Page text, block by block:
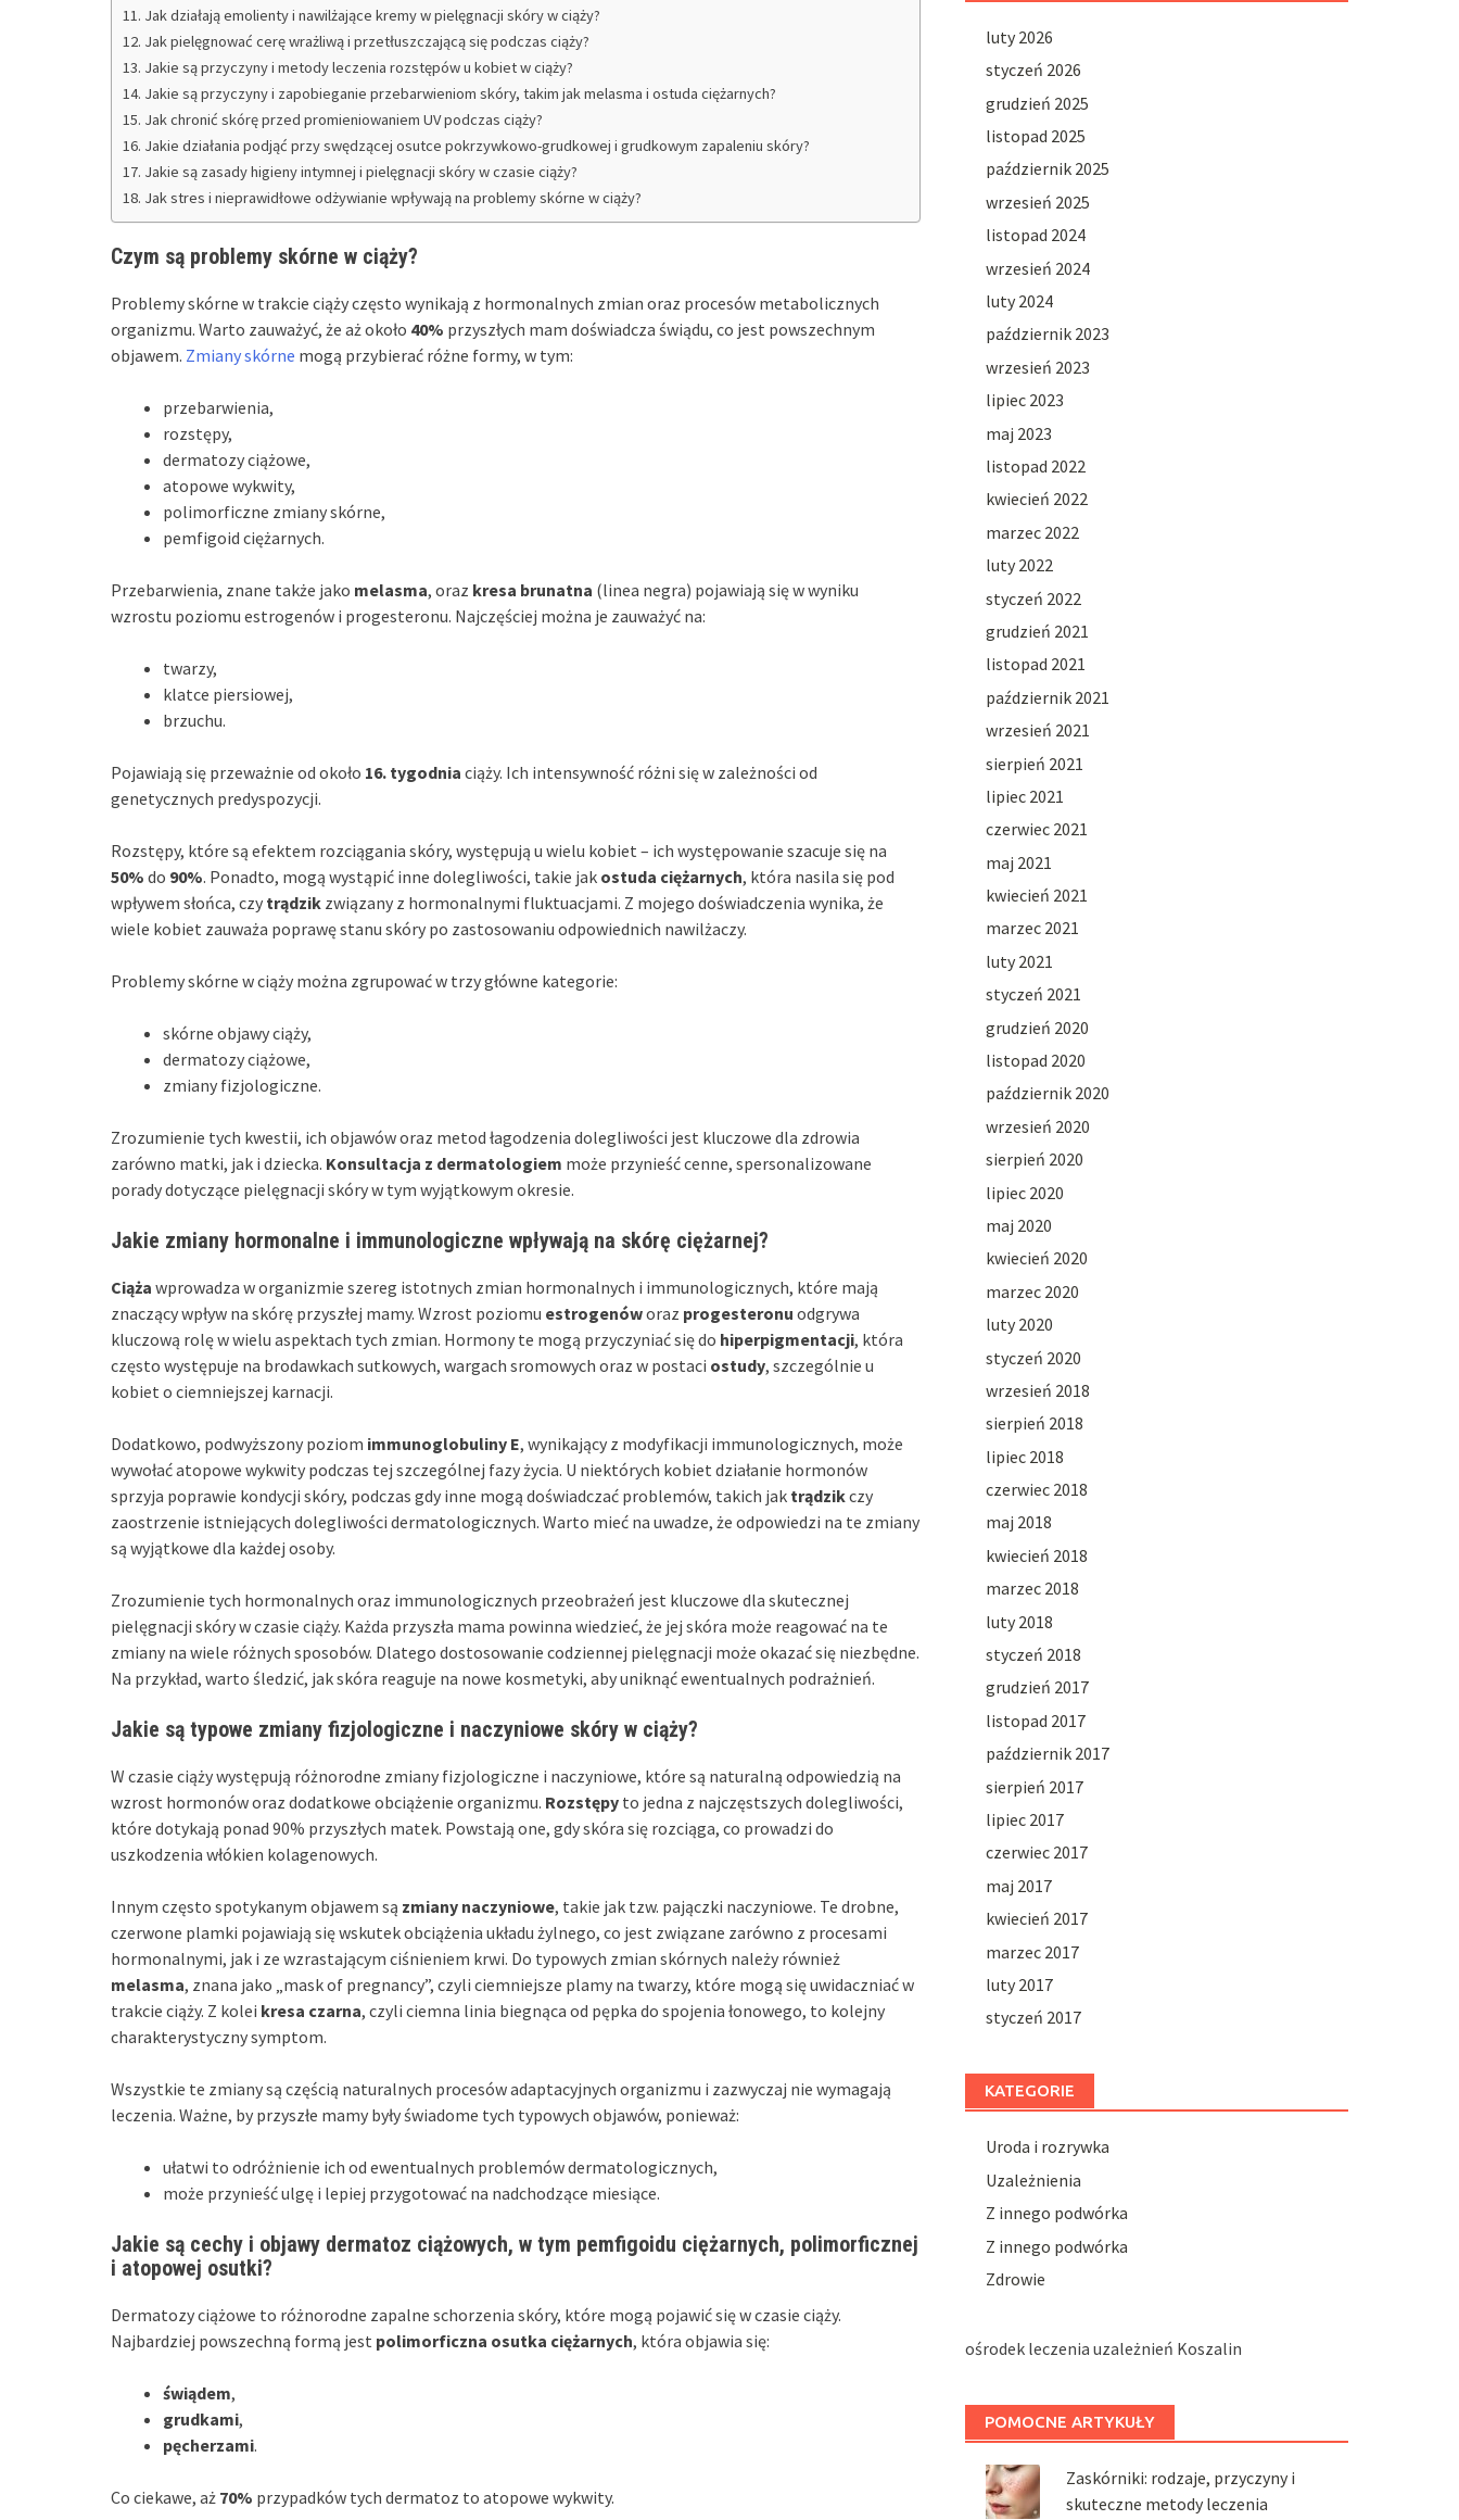
Jak działają emolienty i nawilżające kremy w pielęgnacji skóry w ciąży?
Jak pielęgnować cerę wrażliwą i przetłuszczającą się podczas ciąży?
Jakie są przyczyny i metody leczenia rozstępów u kobiet w ciąży?
Jakie są przyczyny i zapobieganie przebarwieniom skóry, takim jak melasma i ostuda ciężarnych?
Jak chronić skórę przed promieniowaniem UV podczas ciąży?
Jakie działania podjąć przy swędzącej osutce pokrzywkowo-grudkowej i grudkowym zapaleniu skóry?
Jakie są zasady higieny intymnej i pielęgnacji skóry w czasie ciąży?
Jak stres i nieprawidłowe odżywianie wpływają na problemy skórne w ciąży?
Czym są problemy skórne w ciąży?
Problemy skórne w trakcie ciąży często wynikają z hormonalnych zmian oraz procesów metabolicznych
organizmu. Warto zauważyć, że aż około 40% przyszłych mam doświadcza świądu, co jest powszechnym
objawem. Zmiany skórne mogą przybierać różne formy, w tym:
przebarwienia,
rozstępy,
dermatozy ciążowe,
atopowe wykwity,
polimorficzne zmiany skórne,
pemfigoid ciężarnych.
Przebarwienia, znane także jako melasma, oraz kresa brunatna (linea negra) pojawiają się w wyniku
wzrostu poziomu estrogenów i progesteronu. Najczęściej można je zauważyć na:
twarzy,
klatce piersiowej,
brzuchu.
Pojawiają się przeważnie od około 16. tygodnia ciąży. Ich intensywność różni się w zależności od
genetycznych predyspozycji.
Rozstępy, które są efektem rozciągania skóry, występują u wielu kobiet – ich występowanie szacuje się na
50% do 90%. Ponadto, mogą wystąpić inne dolegliwości, takie jak ostuda ciężarnych, która nasila się pod
wpływem słońca, czy trądzik związany z hormonalnymi fluktuacjami. Z mojego doświadczenia wynika, że
wiele kobiet zauważa poprawę stanu skóry po zastosowaniu odpowiednich nawilżaczy.
Problemy skórne w ciąży można zgrupować w trzy główne kategorie:
skórne objawy ciąży,
dermatozy ciążowe,
zmiany fizjologiczne.
Zrozumienie tych kwestii, ich objawów oraz metod łagodzenia dolegliwości jest kluczowe dla zdrowia
zarówno matki, jak i dziecka. Konsultacja z dermatologiem może przynieść cenne, spersonalizowane
porady dotyczące pielęgnacji skóry w tym wyjątkowym okresie.
Jakie zmiany hormonalne i immunologiczne wpływają na skórę ciężarnej?
Ciąża wprowadza w organizmie szereg istotnych zmian hormonalnych i immunologicznych, które mają
znaczący wpływ na skórę przyszłej mamy. Wzrost poziomu estrogenóworaz progesteronu odgrywa
kluczową rolę w wielu aspektach tych zmian. Hormony te mogą przyczyniać się do hiperpigmentacji, która
często występuje na brodawkach sutkowych, wargach sromowych oraz w postaci ostudy, szczególnie u
kobiet o ciemniejszej karnacji.
Dodatkowo, podwyższony poziom immunoglobuliny E, wynikający z modyfikacji immunologicznych, może
wywołać atopowe wykwity podczas tej szczególnej fazy życia. U niektórych kobiet działanie hormonów
sprzyja poprawie kondycji skóry, podczas gdy inne mogą doświadczać problemów, takich jak trądzikczy
zaostrzenie istniejących dolegliwości dermatologicznych. Warto mieć na uwadze, że odpowiedzi na te zmiany
są wyjątkowe dla każdej osoby.
Zrozumienie tych hormonalnych oraz immunologicznych przeobrażeń jest kluczowe dla skutecznej
pielęgnacji skóry w czasie ciąży. Każda przyszła mama powinna wiedzieć, że jej skóra może reagować na te
zmiany na wiele różnych sposobów. Dlatego dostosowanie codziennej pielęgnacji może okazać się niezbędne.
Na przykład, warto śledzić, jak skóra reaguje na nowe kosmetyki, aby uniknąć ewentualnych podrażnień.
Jakie są typowe zmiany fizjologiczne i naczyniowe skóry w ciąży?
W czasie ciąży występują różnorodne zmiany fizjologiczne i naczyniowe, które są naturalną odpowiedzią na
wzrost hormonów oraz dodatkowe obciążenie organizmu. Rozstępy to jedna z najczęstszych dolegliwości,
które dotykają ponad 90% przyszłych matek. Powstają one, gdy skóra się rozciąga, co prowadzi do
uszkodzenia włókien kolagenowych.
Innym często spotykanym objawem są zmiany naczyniowe, takie jak tzw. pajączki naczyniowe. Te drobne,
czerwone plamki pojawiają się wskutek obciążenia układu żylnego, co jest związane zarówno z procesami
hormonalnymi, jak i ze wzrastającym ciśnieniem krwi. Do typowych zmian skórnych należy również
melasma, znana jako „mask of pregnancy”, czyli ciemniejsze plamy na twarzy, które mogą się uwidaczniać w
trakcie ciąży. Z kolei kresa czarna, czyli ciemna linia biegnąca od pępka do spojenia łonowego, to kolejny
charakterystyczny symptom.
Wszystkie te zmiany są częścią naturalnych procesów adaptacyjnych organizmu i zazwyczaj nie wymagają
leczenia. Ważne, by przyszłe mamy były świadome tych typowych objawów, ponieważ:
ułatwi to odróżnienie ich od ewentualnych problemów dermatologicznych,
może przynieść ulgę i lepiej przygotować na nadchodzące miesiące.
Jakie są cechy i objawy dermatoz ciążowych, w tym pemfigoidu ciężarnych, polimorficznej
i atopowej osutki?
Dermatozy ciążowe to różnorodne zapalne schorzenia skóry, które mogą pojawić się w czasie ciąży.
Najbardziej powszechną formą jest polimorficzna osutka ciężarnych, która objawia się:
świądem,
grudkami,
pęcherzami.
Co ciekawe, aż 70% przypadków tych dermatoz to atopowe wykwity.
luty 2026
styczeń 2026
grudzień 2025
listopad 2025
październik 2025
wrzesień 2025
listopad 2024
wrzesień 2024
luty 2024
październik 2023
wrzesień 2023
lipiec 2023
maj 2023
listopad 2022
kwiecień 2022
marzec 2022
luty 2022
styczeń 2022
grudzień 2021
listopad 2021
październik 2021
wrzesień 2021
sierpień 2021
lipiec 2021
czerwiec 2021
maj 2021
kwiecień 2021
marzec 2021
luty 2021
styczeń 2021
grudzień 2020
listopad 2020
październik 2020
wrzesień 2020
sierpień 2020
lipiec 2020
maj 2020
kwiecień 2020
marzec 2020
luty 2020
styczeń 2020
wrzesień 2018
sierpień 2018
lipiec 2018
czerwiec 2018
maj 2018
kwiecień 2018
marzec 2018
luty 2018
styczeń 2018
grudzień 2017
listopad 2017
październik 2017
sierpień 2017
lipiec 2017
czerwiec 2017
maj 2017
kwiecień 2017
marzec 2017
luty 2017
styczeń 2017
KATEGORIE
Uroda i rozrywka
Uzależnienia
Z innego podwórka
Z innego podwórka
Zdrowie
ośrodek leczenia uzależnień Koszalin
POMOCNE ARTYKUŁY
Zaskórniki: rodzaje, przyczyny i
skuteczne metody leczenia